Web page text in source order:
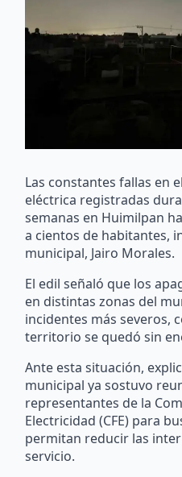
Las constantes fallas en
eléctrica registradas
semanas en Huimilpan
a cientos de habitantes,
municipal, Jairo Morales.
El edil señaló que los
en distintas zonas del
incidentes más severos,
territorio se quedó sin
Ante esta situación,
municipal ya sostuvo
representantes de la
Electricidad (CFE) para
permitan reducir las
servicio.